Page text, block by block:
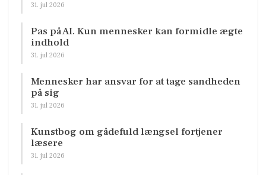
31. jul 2026
Pas på AI. Kun mennesker kan formidle ægte
indhold
31. jul 2026
Mennesker har ansvar for at tage sandheden
på sig
31. jul 2026
Kunstbog om gådefuld længsel fortjener
læsere
31. jul 2026